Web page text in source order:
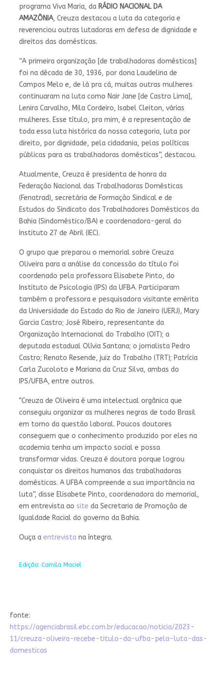
programa Viva Maria, da RÁDIO NACIONAL DA
AMAZÔNIA, Creuza destacou a luta da categoria e
reverenciou outras lutadoras em defesa de dignidade e
direitos das domésticas.
“A primeira organização [de trabalhadoras domésticas]
foi na década de 30, 1936, por dona Laudelina de
Campos Melo e, de lá pra cá, muitas outras mulheres
continuaram na luta como Nair Jane [de Castro Lima],
Lenira Carvalho, Mila Cordeiro, Isabel Cleiton, várias
mulheres. Esse título, pra mim, é a representação de
toda essa luta histórica da nossa categoria, luta por
direito, por dignidade, pela cidadania, pelas políticas
públicas para as trabalhadoras domésticas”, destacou.
Atualmente, Creuza é presidenta de honra da
Federação Nacional das Trabalhadoras Domésticas
(Fenatrad), secretária de Formação Sindical e de
Estudos do Sindicato dos Trabalhadores Domésticos da
Bahia (Sindoméstico/BA) e coordenadora-geral do
Instituto 27 de Abril (IEC).
O grupo que preparou o memorial sobre Creuza
Oliveira para a análise da concessão do título foi
coordenado pela professora Elisabete Pinto, do
Instituto de Psicologia (IPS) da UFBA. Participaram
também a professora e pesquisadora visitante emérita
da Universidade do Estado do Rio de Janeiro (UERJ), Mary
Garcia Castro; José Ribeiro, representante da
Organização Internacional do Trabalho (OIT); a
deputada estadual Olívia Santana; o jornalista Pedro
Castro; Renato Resende, juiz do Trabalho (TRT); Patrícia
Carla Zucoloto e Mariana da Cruz Silva, ambas do
IPS/UFBA, entre outros.
"Creuza de Oliveira é uma intelectual orgânica que
conseguiu organizar as mulheres negras de todo Brasil
em torno da questão laboral. Poucos doutores
conseguem que o conhecimento produzido por eles na
academia tenha um impacto social e possa
transformar vidas. Creuza é doutora porque logrou
conquistar os direitos humanos das trabalhadoras
domésticas. A UFBA compreende a sua importância na
luta”, disse Elisabete Pinto, coordenadora do memorial,
em entrevista ao site da Secretaria de Promoção de
Igualdade Racial do governo da Bahia.
Ouça a entrevista na íntegra.
Edição: Camila Maciel
fonte:
https://agenciabrasil.ebc.com.br/educacao/noticia/2023-
11/creuza-oliveira-recebe-titulo-da-ufba-pela-luta-das-
domesticas